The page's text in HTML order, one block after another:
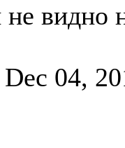
видно
04,